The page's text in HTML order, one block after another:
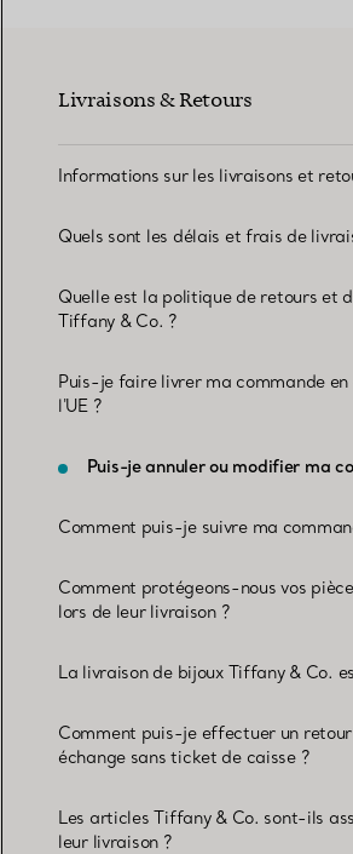
Livraisons & Retours
Informations sur les livraisons et
Quels sont les délais et frais de
Quelle est la politique de retours et
Tiffany & Co. ?
Puis-je faire livrer ma commande en
l'UE ?
Puis-je annuler ou modifier ma
Comment puis-je suivre ma
Comment protégeons-nous vos
lors de leur livraison ?
La livraison de bijoux Tiffany & Co.
Comment puis-je effectuer un retour
échange sans ticket de caisse ?
Les articles Tiffany & Co. sont-ils
leur livraison ?